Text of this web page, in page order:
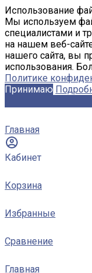
Использование
Мы используем
специалистами и
на нашем веб-
нашего сайта, вы
использования.
Политике
Принимаю
Главная
Кабинет
Корзина
Избранные
Сравнение
Главная